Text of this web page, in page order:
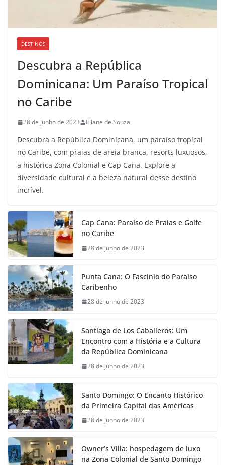
DESTINOS
Descubra a República
Dominicana: Um Paraíso Tropical
no Caribe
28 de junho de 2023 Eliane de Souza
Descubra a República Dominicana, um paraíso tropical
no Caribe, com praias de areia branca, resorts luxuosos,
a histórica Zona Colonial e Cap Cana. Explore a
diversidade cultural e a beleza natural desse destino
incrível.
Cap Cana: Paraíso de Praias e Golfe
no Caribe
28 de junho de 2023
Punta Cana: O Fascínio do Paraíso
Caribenho
28 de junho de 2023
Santiago de Los Caballeros: Um
Encontro com a História e a Cultura
da República Dominicana
28 de junho de 2023
Santo Domingo: O Encanto Histórico
da Primeira Capital das Américas
28 de junho de 2023
Owner’s Villa: hospedagem de luxo
na Zona Colonial de Santo Domingo